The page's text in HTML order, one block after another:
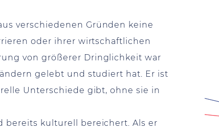
verschiedenen Gründen keine
oder ihrer wirtschaftlichen
von größerer Dringlichkeit war
gelebt und studiert hat. Er ist
Unterschiede gibt, ohne sie in
bereits kulturell bereichert. Als er